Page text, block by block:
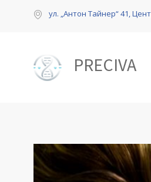
ул. „Антон Тайнер“ 41,
PRECIVA